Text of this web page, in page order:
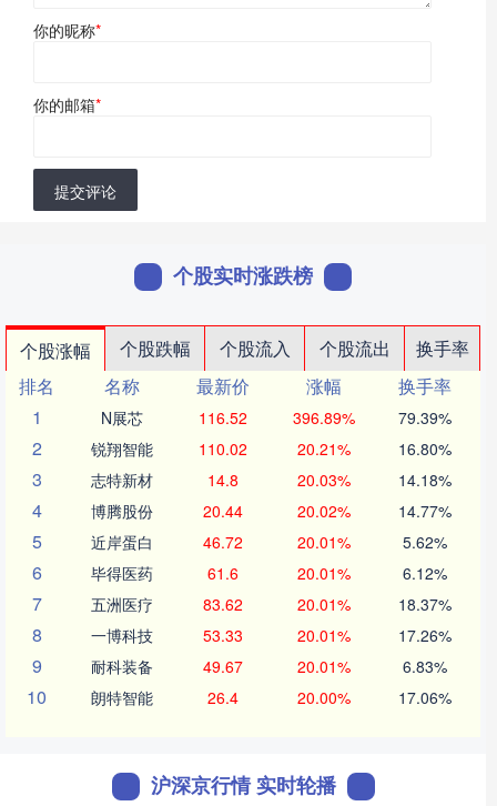
你的昵称*
你的邮箱*
提交评论
个股实时涨跌榜
个股涨幅 个股跌幅 个股流入 个股流出
换手率
排名
名称 最新价 涨幅
换手率
1
N展芯 116.52 396.89% 79.39%
2 锐翔智能 110.02 20.21% 16.80%
3 志特新材 14.8 20.03% 14.18%
4 博腾股份 20.44 20.02% 14.77%
5 近岸蛋白 46.72 20.01% 5.62%
6 毕得医药 61.6 20.01% 6.12%
7 五洲医疗 83.62 20.01% 18.37%
8 一博科技 53.33 20.01% 17.26%
9 耐科装备 49.67 20.01% 6.83%
10 朗特智能 26.4 20.00% 17.06%
沪深京行情 实时轮播